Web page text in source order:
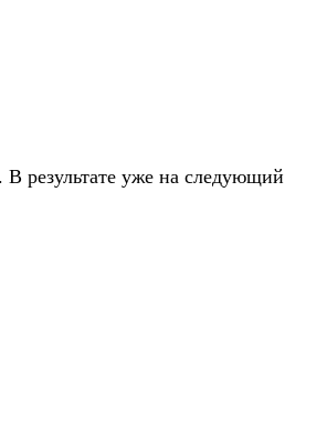
результате уже на следующий